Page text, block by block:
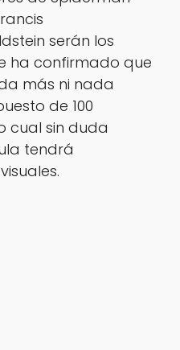
serán los
ha confirmado que
más ni nada
de 100
cual sin duda
tendrá